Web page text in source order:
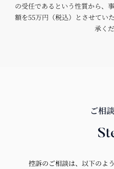
の受任であるという性質から、
額を55万円（税込）とさせてい
承く
ご相
控訴のご相談は、以下のよ